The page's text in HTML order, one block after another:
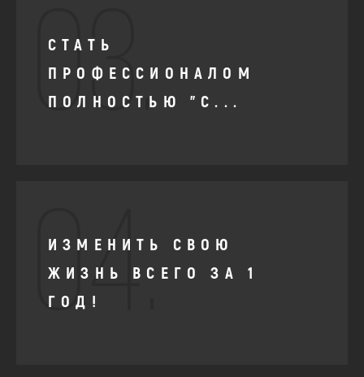
03.
СТАТЬ
ПРОФЕССИОНАЛОМ
ПОЛНОСТЬЮ "С...
04.
ИЗМЕНИТЬ СВОЮ
ЖИЗНЬ ВСЕГО ЗА 1
ГОД!